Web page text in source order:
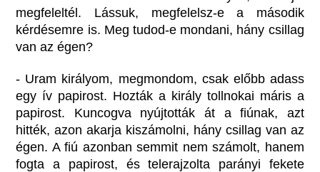
megfeleltél. Lássuk, megfelelsz-e a második
kérdésemre is. Meg tudod-e mondani, hány csillag
van az égen?
- Uram királyom, megmondom, csak előbb adass
egy ív papirost. Hozták a király tollnokai máris a
papirost. Kuncogva nyújtották át a fiúnak, azt
hitték, azon akarja kiszámolni, hány csillag van az
égen. A fiú azonban semmit nem számolt, hanem
fogta a papirost, és telerajzolta parányi fekete